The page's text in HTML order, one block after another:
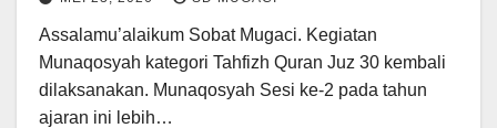
Assalamu’alaikum Sobat Mugaci. Kegiatan
Munaqosyah kategori Tahfizh Quran Juz 30 kembali
dilaksanakan. Munaqosyah Sesi ke-2 pada tahun
ajaran ini lebih…